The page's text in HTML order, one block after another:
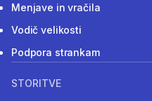
Menjave in vračila
Vodič velikosti
Podpora strankam
STORITVE